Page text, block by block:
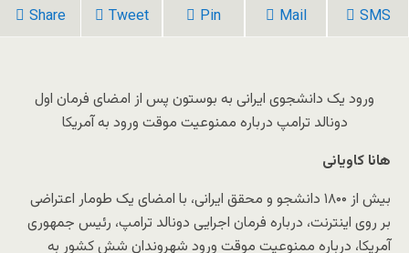
Share Tweet Pin Mail SMS
ورود یک دانشجوی ایرانی به بوستون پس از امضای فرمان اول
دونالد ترامپ درباره ممنوعیت موقت ورود به آمریکا
هانا کاویانی
بیش از ۱۸۰۰ دانشجو و محقق ایرانی، با امضای یک طومار اعتراضی
بر روی اینترنت، درباره فرمان اجرایی دونالد ترامپ،‌ رئیس جمهوری
آمریکا، درباره ممنوعیت موقت ورود شهروندان شش کشور به